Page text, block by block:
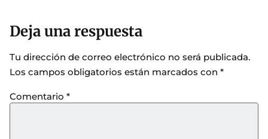
Deja una respuesta
Tu dirección de correo electrónico no será publicada.
Los campos obligatorios están marcados con *
Comentario *